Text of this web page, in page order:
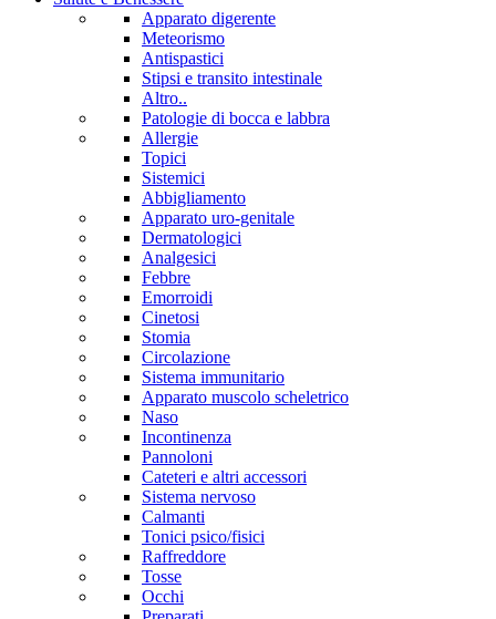
Apparato digerente
Meteorismo
Antispastici
Stipsi e transito intestinale
Altro..
Patologie di bocca e labbra
Allergie
Topici
Sistemici
Abbigliamento
Apparato uro-genitale
Dermatologici
Analgesici
Febbre
Emorroidi
Cinetosi
Stomia
Circolazione
Sistema immunitario
Apparato muscolo scheletrico
Naso
Incontinenza
Pannoloni
Cateteri e altri accessori
Sistema nervoso
Calmanti
Tonici psico/fisici
Raffreddore
Tosse
Occhi